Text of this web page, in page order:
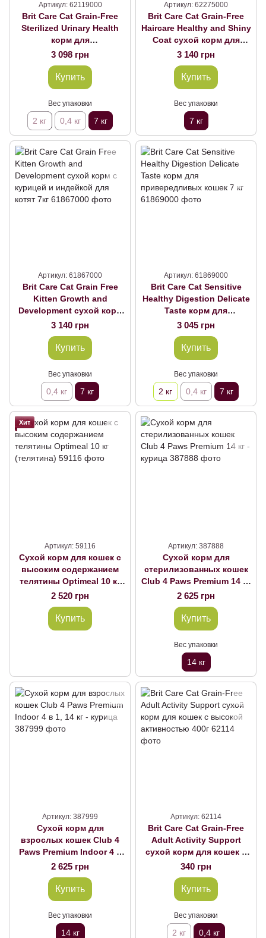
Артикул: 62119000
Brit Care Cat Grain-Free
Sterilized Urinary Health
корм для
стерилизованных кошек
7кг
3 098 грн
Купить
Вес упаковки
2 кг 0,4 кг 7 кг
Артикул: 62275000
Brit Care Cat Grain-Free
Haircare Healthy and Shiny
Coat сухой корм для
кошек 7кг, 7 кг
3 140 грн
Купить
Вес упаковки
7 кг
Артикул: 61867000
Brit Care Cat Grain Free
Kitten Growth and
Development сухой корм
с курицей и индейкой для
котят 7кг, 7 кг
3 140 грн
Купить
Вес упаковки
0,4 кг 7 кг
Артикул: 61869000
Brit Care Cat Sensitive
Healthy Digestion Delicate
Taste корм для
привередливых кошек 7
кг, 7 кг
3 045 грн
Купить
Вес упаковки
2 кг 0,4 кг 7 кг
Хит
Артикул: 59116
Сухой корм для кошек с
высоким содержанием
телятины Optimeal 10 кг
(телятина)
2 520 грн
Купить
Артикул: 387888
Сухой корм для
стерилизованных кошек
Club 4 Paws Premium 14 кг
- курица
2 625 грн
Купить
Вес упаковки
14 кг
Артикул: 387999
Сухой корм для
взрослых кошек Club 4
Paws Premium Indoor 4 в
1, 14 кг - курица
2 625 грн
Купить
Вес упаковки
14 кг
Артикул: 62114
Brit Care Cat Grain-Free
Adult Activity Support
сухой корм для кошек с
высокой активностью
400г
340 грн
Купить
Вес упаковки
2 кг 0,4 кг